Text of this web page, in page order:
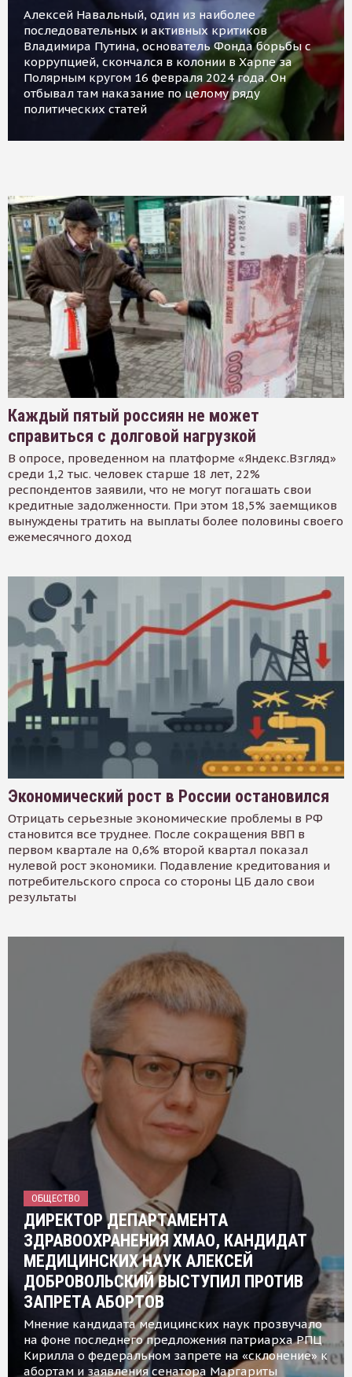
Алексей Навальный, один из наиболее
последовательных и активных критиков
Владимира Путина, основатель Фонда борьбы с
коррупцией, скончался в колонии в Харпе за
Полярным кругом 16 февраля 2024 года. Он
отбывал там наказание по целому ряду
политических статей
Каждый пятый россиян не может
справиться с долговой нагрузкой
В опросе, проведенном на платформе «Яндекс.Взгляд»
среди 1,2 тыс. человек старше 18 лет, 22%
респондентов заявили, что не могут погашать свои
кредитные задолженности. При этом 18,5% заемщиков
вынуждены тратить на выплаты более половины своего
ежемесячного доход
Экономический рост в России остановился
Отрицать серьезные экономические проблемы в РФ
становится все труднее. После сокращения ВВП в
первом квартале на 0,6% второй квартал показал
нулевой рост экономики. Подавление кредитования и
потребительского спроса со стороны ЦБ дало свои
результаты
ОБЩЕСТВО
ДИРЕКТОР ДЕПАРТАМЕНТА
ЗДРАВООХРАНЕНИЯ ХМАО, КАНДИДАТ
МЕДИЦИНСКИХ НАУК АЛЕКСЕЙ
ДОБРОВОЛЬСКИЙ ВЫСТУПИЛ ПРОТИВ
ЗАПРЕТА АБОРТОВ
Мнение кандидата медицинских наук прозвучало
на фоне последнего предложения патриарха РПЦ
Кирилла о федеральном запрете на «склонение» к
абортам и заявления сенатора Маргариты